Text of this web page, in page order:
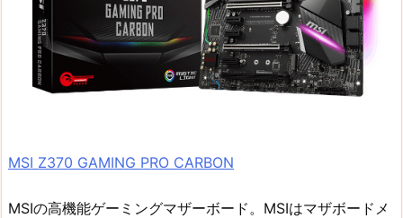
MSI Z370 GAMING PRO CARBON
MSIの高機能ゲーミングマザーボード。MSIはマザボードメ